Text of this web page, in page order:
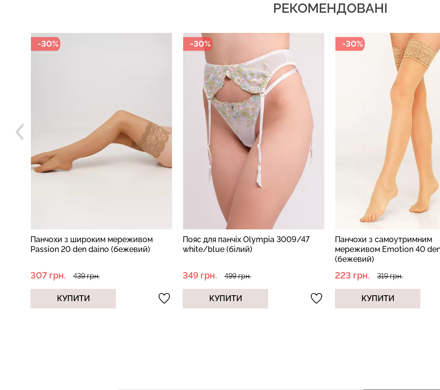
РЕКОМЕНДОВАНІ
-30%
Пояс для панчіх Olympia 3009/47
white/blue (білий)
349 грн. 499 грн.
КУПИТИ
-30%
Панчохи з самоутримним
мереживом Emotion 40 den glace
223 грн. 319 грн.
КУПИТИ
-30%
Пояс для панчіх Rosa 3002/
червоний
419 грн. 599 грн.
КУПИТИ